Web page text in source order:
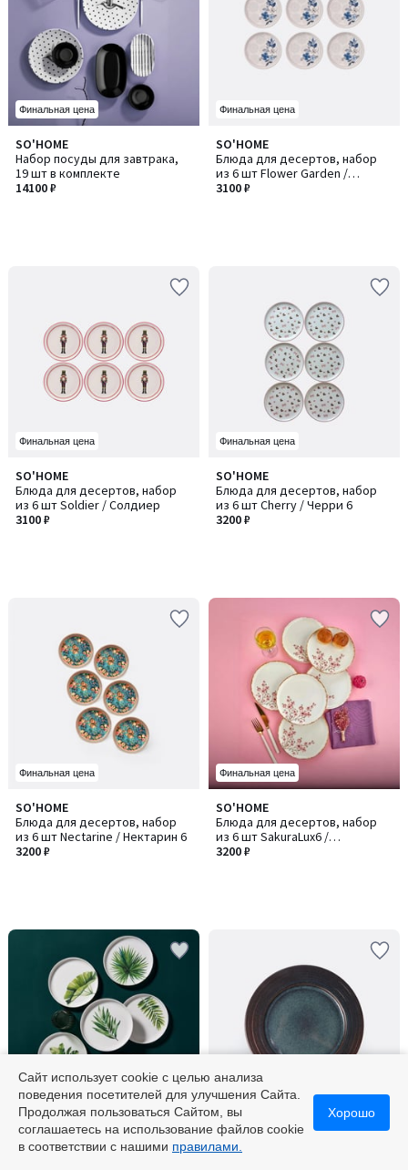
Финальная цена
SO'HOME
Набор посуды для завтрака,
19 шт в комплекте
14100 ₽
Финальная цена
SO'HOME
Блюда для десертов, набор
из 6 шт Flower Garden /
Флауер Гарден
3100 ₽
Финальная цена
SO'HOME
Блюда для десертов, набор
из 6 шт Soldier / Солдиер
3100 ₽
Финальная цена
SO'HOME
Блюда для десертов, набор
из 6 шт Cherry / Черри 6
3200 ₽
Финальная цена
SO'HOME
Блюда для десертов, набор
из 6 шт Nectarine / Нектарин 6
3200 ₽
Финальная цена
SO'HOME
Блюда для десертов, набор
из 6 шт SakuraLux6 /
СакураЛюкс6
3200 ₽
Финальная цена
SO'HOME
Блюда для десертов, набор
SO'HOME
Блюда для десертов, набор
Сайт использует cookie с целью анализа
поведения посетителей для улучшения Сайта.
Продолжая пользоваться Сайтом, вы
соглашаетесь на использование файлов cookie
в соответствии с нашими правилами.
Хорошо